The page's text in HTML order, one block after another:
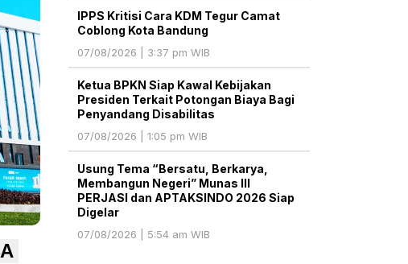
A
IPPS Kritisi Cara KDM Tegur Camat
Coblong Kota Bandung
07/08/2026 | 3:37 pm WIB
Ketua BPKN Siap Kawal Kebijakan
Presiden Terkait Potongan Biaya Bagi
Penyandang Disabilitas
07/08/2026 | 1:05 pm WIB
Usung Tema “Bersatu, Berkarya,
Membangun Negeri” Munas III
PERJASI dan APTAKSINDO 2026 Siap
Digelar
07/08/2026 | 5:54 am WIB